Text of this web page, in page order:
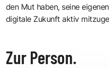
den Mut haben, seine
digitale ­Zukunft aktiv
Zur Person.